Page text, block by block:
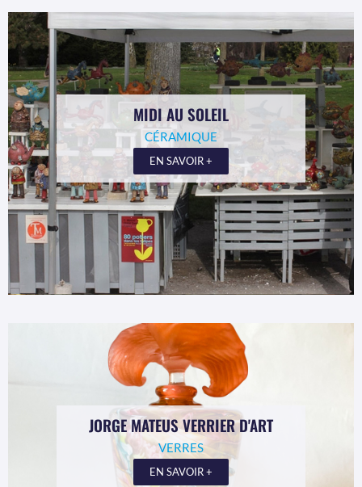
MIDI AU SOLEIL
CÉRAMIQUE
EN SAVOIR +
JORGE MATEUS VERRIER D'ART
VERRES
EN SAVOIR +